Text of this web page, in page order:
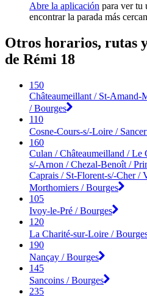
Abre la aplicación para ver tu
encontrar la parada más
Otros horarios, rutas
de Rémi 18
150
Châteaumeillant / St-Amand-
/ Bourges
110
Cosne-Cours-s/-Loire /
160
Culan / Châteaumeilland / Le
s/-Arnon / Chezal-Benoît /
Caprais / St-Florent-s/-Cher /
Morthomiers / Bourges
105
Ivoy-le-Pré / Bourges
120
La Charité-sur-Loire /
190
Nançay / Bourges
145
Sancoins / Bourges
235